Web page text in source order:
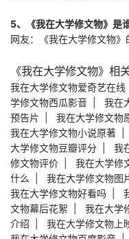
5、《我在大学修文物》是
网友：《我在大学修文物》
《我在大学修文物》相
我在大学修文物爱奇艺在线
学修文物西瓜影音
我在
预告片
我在大学修文物
我在大学修文物小说原著
大学修文物豆瓣评分
我
修文物评价
我在大学修
什么
我在大学修文物图
我在大学修文物好看吗
文物幕后花絮
我在大学
介绍
我在大学修文物上